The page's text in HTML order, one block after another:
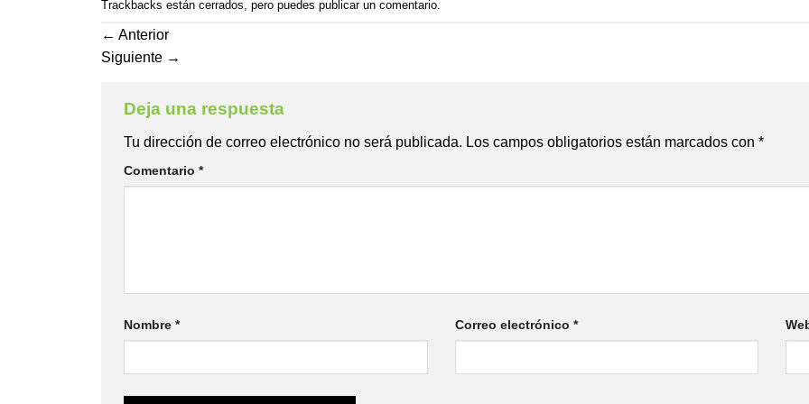
Trackbacks están cerrados, pero puedes publicar un comentario.
← Anterior
Siguiente →
Deja una respuesta
Tu dirección de correo electrónico no será publicada. Los campos obligatorios están marcados con *
Comentario *
Nombre * Correo electrónico *